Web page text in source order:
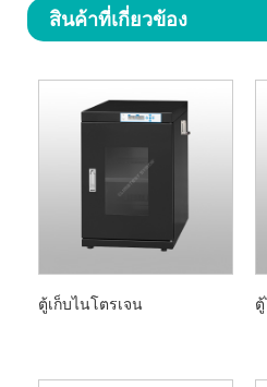
สินค้าที่เกี่ยวข้อง
ตู้เก็บไนโตรเจน